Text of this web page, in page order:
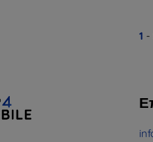
1 -